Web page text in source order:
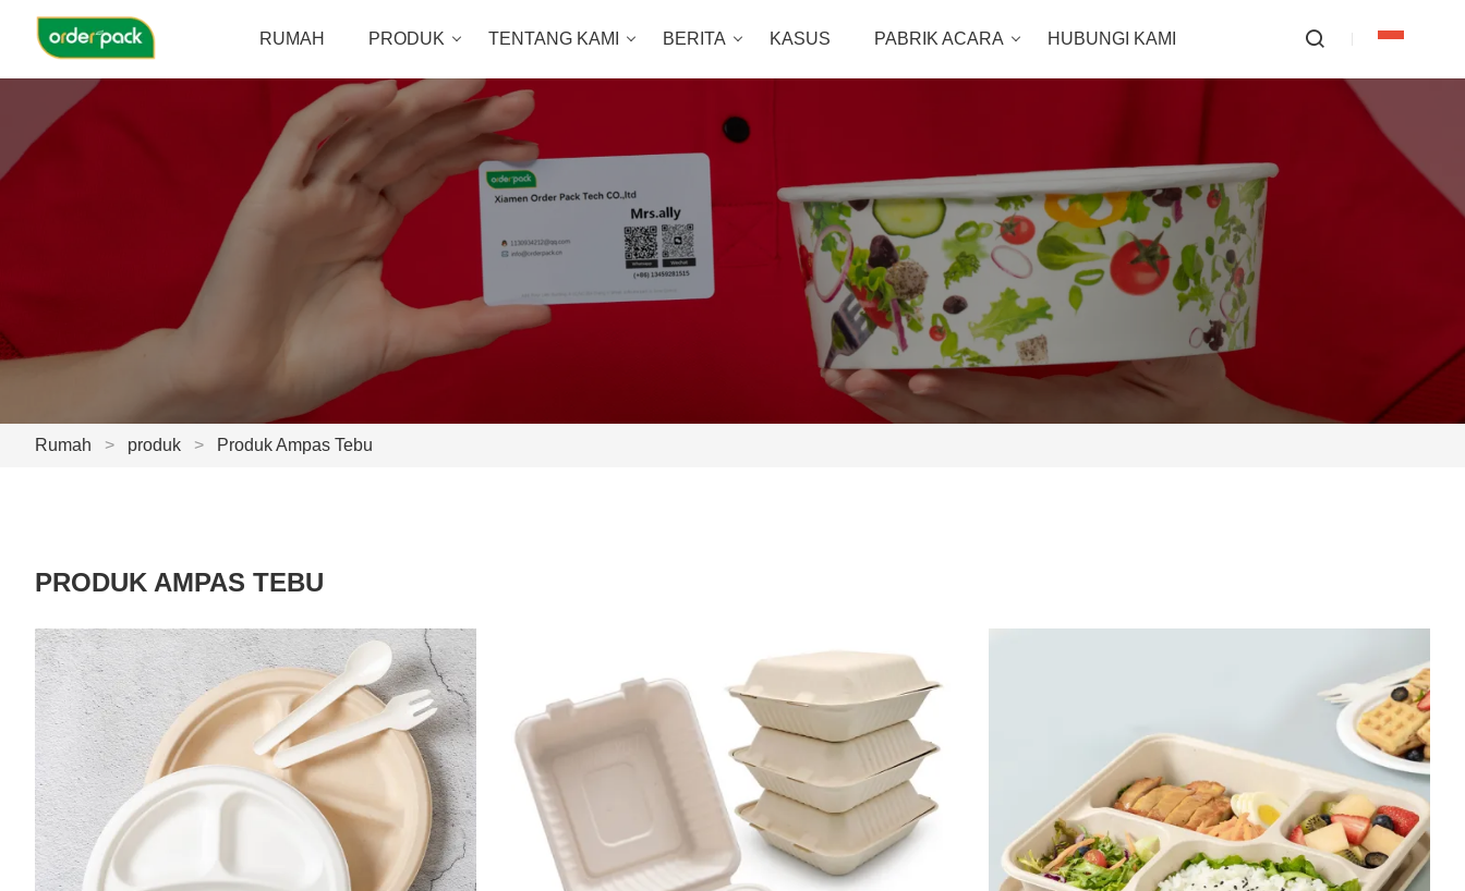
RUMAH PRODUK TENTANG KAMI BERITA KASUS PABRIK ACARA HUBUNGI KAMI
Rumah > produk > Produk Ampas Tebu
PRODUK AMPAS TEBU